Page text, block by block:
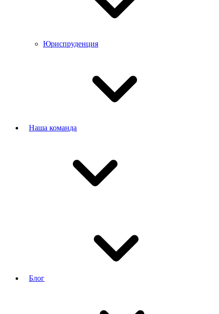
Юриспруденция
Наша команда
Блог